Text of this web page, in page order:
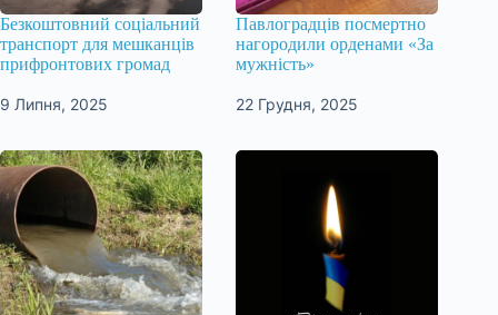
Безкоштовний соціальний
транспорт для мешканців
прифронтових громад
9 Липня, 2025
Павлоградців посмертно
нагородили орденами «За
мужність»
22 Грудня, 2025